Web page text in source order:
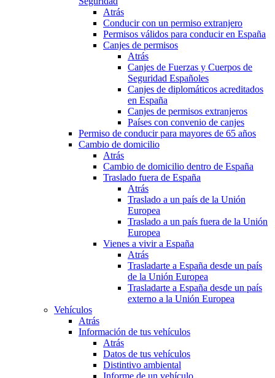
Atrás
Conducir con un permiso extranjero
Permisos válidos para conducir en España
Canjes de permisos
Atrás
Canjes de Fuerzas y Cuerpos de
Seguridad Españoles
Canjes de diplomáticos acreditados
en España
Canjes de permisos extranjeros
Países con convenio de canjes
Permiso de conducir para mayores de 65 años
Cambio de domicilio
Atrás
Cambio de domicilio dentro de España
Traslado fuera de España
Atrás
Traslado a un país de la Unión
Europea
Traslado a un país fuera de la Unión
Europea
Vienes a vivir a España
Atrás
Trasladarte a España desde un país
de la Unión Europea
Trasladarte a España desde un país
externo a la Unión Europea
Vehículos
Atrás
Información de tus vehículos
Atrás
Datos de tus vehículos
Distintivo ambiental